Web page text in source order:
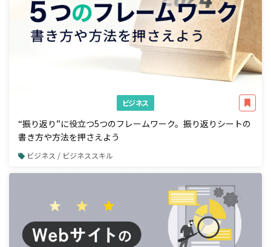
ビジネス
“振り返り”に役立つ5つのフレームワーク。振り返りシートの
書き方や方法を押さえよう
ビジネス / ビジネススキル